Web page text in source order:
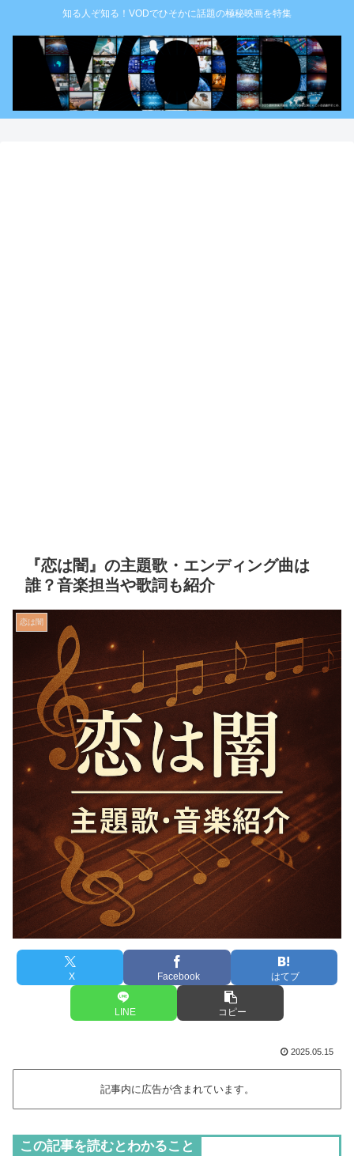
知る人ぞ知る！VODでひそかに話題の極秘映画を特集
『恋は闇』の主題歌・エンディング曲は
誰？音楽担当や歌詞も紹介
恋は闇
X Facebook はてブ
LINE コピー
2025.05.15
記事内に広告が含まれています。
この記事を読むとわかること